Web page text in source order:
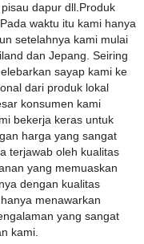
dapur dll.Produk
waktu itu kami hanya
setelahnya kami mulai
dan Jepang. Seiring
sayap kami ke
dari produk lokal
konsumen kami
bekerja keras untuk
harga yang sangat
terjawab oleh kualitas
yang memuaskan
dengan kualitas
menawarkan
yang sangat
kami.